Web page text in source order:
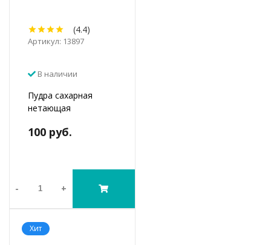
(4.4)
Артикул: 13897
В наличии
Пудра сахарная
нетающая
100 руб.
- +
Хит